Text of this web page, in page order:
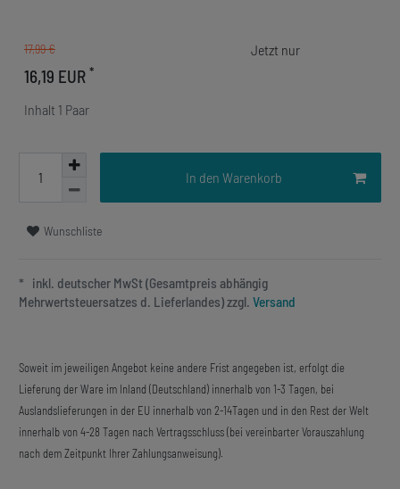
17,99 €
16,19 EUR *
Inhalt 1 Paar
In den Warenkorb
Wunschliste
* inkl. deutscher MwSt (Gesamtpreis abhängig
Mehrwertsteuersatzes d. Lieferlandes) zzgl. Versand
Soweit im jeweiligen Angebot keine andere Frist angegeben ist, erfolgt die
Lieferung der Ware im Inland (Deutschland) innerhalb von 1-3 Tagen, bei
Auslandslieferungen in der EU innerhalb von 2-14Tagen und in den Rest der Welt
innerhalb von 4-28 Tagen nach Vertragsschluss (bei vereinbarter Vorauszahlung
nach dem Zeitpunkt Ihrer Zahlungsanweisung).